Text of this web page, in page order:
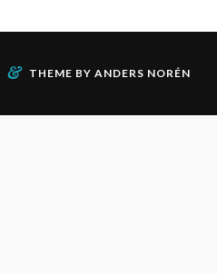
& THEME BY ANDERS NORÉN